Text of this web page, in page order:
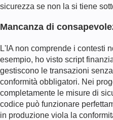
sicurezza se non la si tiene
Mancanza di
L'IA non comprende i contesti
esempio, ho visto script
gestiscono le transazioni
conformità obbligatori. Nei
completamente le misure di
codice può funzionare
in produzione viola la